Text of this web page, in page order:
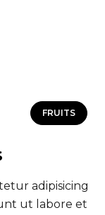
FRUITS
adipisicing
ut labore et